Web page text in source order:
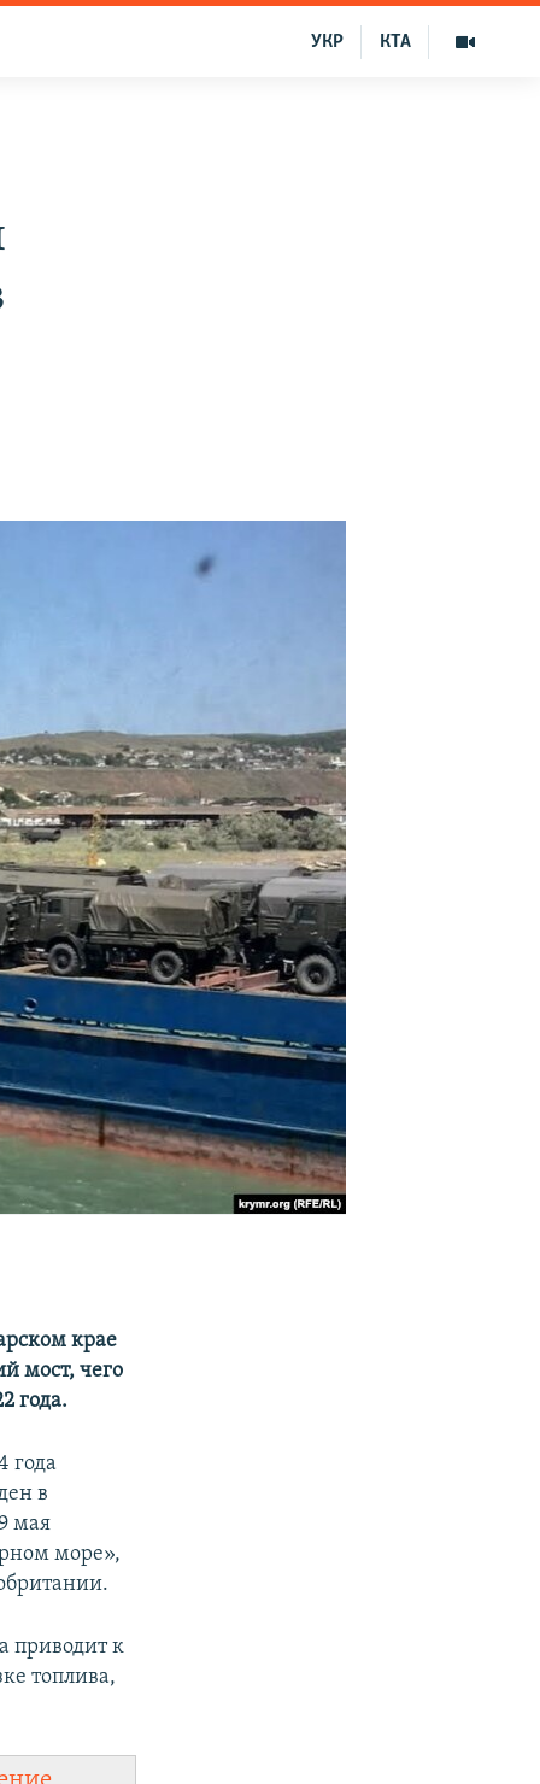
КТА
УКР
крае
мост, чего
года.
года
в
мая
море»,
приводит к
топлива,